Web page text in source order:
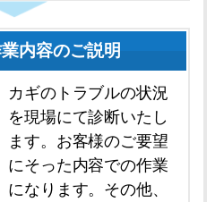
内容のご説明
カギのトラブルの状況
を現場にて診断いたし
ます。お客様のご要望
にそった内容での作業
になります。その他、